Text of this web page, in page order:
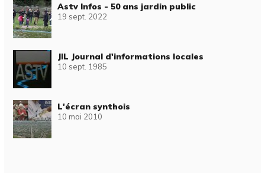
Astv Infos - 50 ans jardin public
19 sept. 2022
JIL Journal d'informations locales
10 sept. 1985
L'écran synthois
10 mai 2010